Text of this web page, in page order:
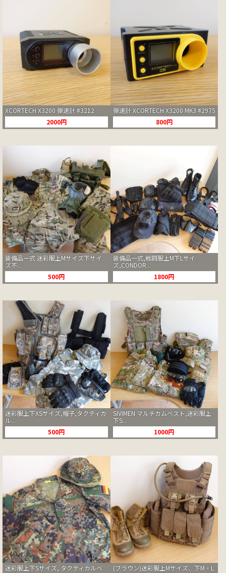
XCORTECH X3200 弾速計 #3212
2000円
弾速計 XCORTECH X3200 MK3 #2975
800円
装備品一式 迷彩服上Mサイズ下サイ
ズ不...
500円
装備品一式,戦闘服上M下Lサイ
ズ,CONDOR...
1800円
迷彩服上下XSサイズ,帽子,タクティカ
ル...
500円
SIVIMEN マルチカムベスト,迷彩服上
下S...
1000円
迷彩服上下Sサイズ, タクティカルベ
(ブラウン)迷彩服上Mサイズ、下M・L